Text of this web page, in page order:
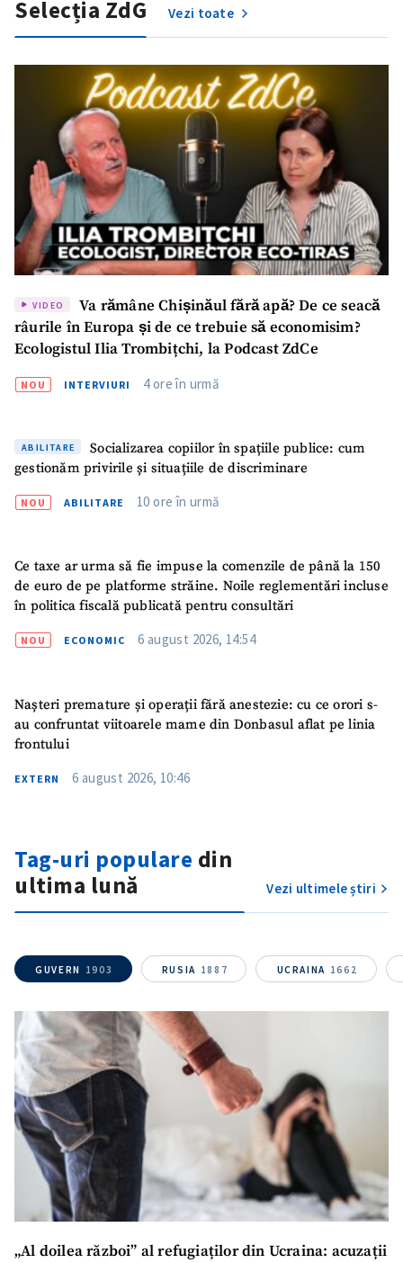
Selecția ZdG Vezi toate
VIDEO
Va rămâne Chișinăul fără apă? De ce seacă
râurile în Europa și de ce trebuie să economisim?
Ecologistul Ilia Trombițchi, la Podcast ZdCe
NOU INTERVIURI 4 ore în urmă
ABILITARE
Socializarea copiilor în spațiile publice: cum
gestionăm privirile și situațiile de discriminare
NOU ABILITARE 10 ore în urmă
Ce taxe ar urma să fie impuse la comenzile de până la 150
de euro de pe platforme străine. Noile reglementări incluse
în politica fiscală publicată pentru consultări
NOU ECONOMIC 6 august 2026, 14:54
Nașteri premature și operații fără anestezie: cu ce orori s-
au confruntat viitoarele mame din Donbasul aflat pe linia
frontului
EXTERN 6 august 2026, 10:46
Tag-uri populare din
ultima lună
Vezi ultimele știri
GUVERN 1903 RUSIA 1887 UCRAINA 1662
„Al doilea război” al refugiaților din Ucraina: acuzații
Titlu știre+ Adaugă titlu
Fotografie
+ Încarcă imagine
Link media
+ Link media
Mesajul știrei
+ Mesajul știrei
CONTACT SURSĂ
Sursă anonimă